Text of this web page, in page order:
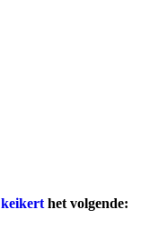
keikert het volgende: